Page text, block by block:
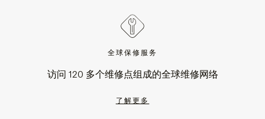
全球保修服务
访问 120 多个维修点组成的全球维修网络
了解更多